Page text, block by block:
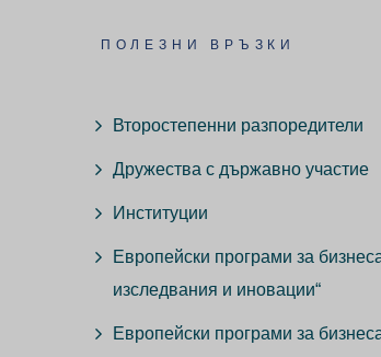
ПОЛЕЗНИ ВРЪЗКИ
Второстепенни разпоредители
Дружества с държавно участие
Институции
Европейски програми за
изследвания и иновации“
Европейски програми за